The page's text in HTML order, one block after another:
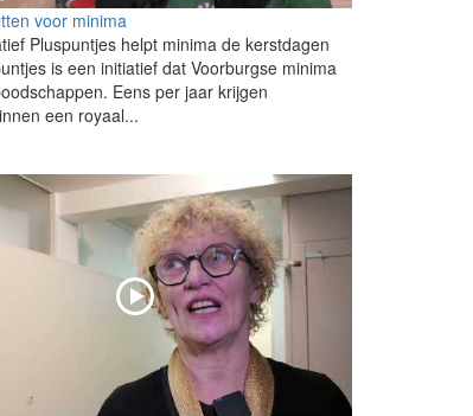
voor minima
Pluspuntjes helpt minima de kerstdagen
is een initiatief dat Voorburgse minima
Eens per jaar krijgen
een royaal...